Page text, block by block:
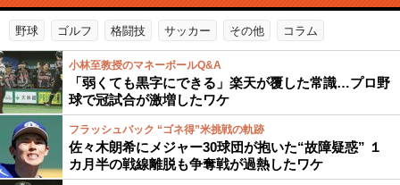
野球 ゴルフ 格闘技 サッカー その他 コラム
小林至教授のマネーボールQ&A
「弱くても黒字にできる」楽天が覆した常識…プロ野
球で冠試合が激増したワケ
フラッシュバック “ゴネ得”米挑戦の軌跡
佐々木朗希にメジャー30球団が抱いた“故障疑惑” １
カ月半の戦線離脱も争奪戦が過熱したワケ